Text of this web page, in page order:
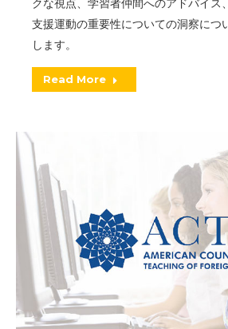
支援運動の重要性についての洞察につ
します。
Read More